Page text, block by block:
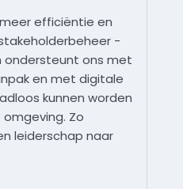
efficiëntie en
-
ons met
en met digitale
kunnen worden
Zo
leiderschap naar